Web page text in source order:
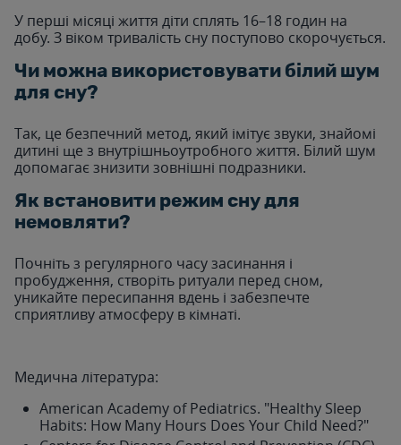
У перші місяці життя діти сплять 16–18 годин на
добу. З віком тривалість сну поступово скорочується.
Чи можна використовувати білий шум
для сну?
Так, це безпечний метод, який імітує звуки, знайомі
дитині ще з внутрішньоутробного життя. Білий шум
допомагає знизити зовнішні подразники.
Як встановити режим сну для
немовляти?
Почніть з регулярного часу засинання і
пробудження, створіть ритуали перед сном,
уникайте пересипання вдень і забезпечте
сприятливу атмосферу в кімнаті.
Медична література:
American Academy of Pediatrics. "Healthy Sleep
Habits: How Many Hours Does Your Child Need?"